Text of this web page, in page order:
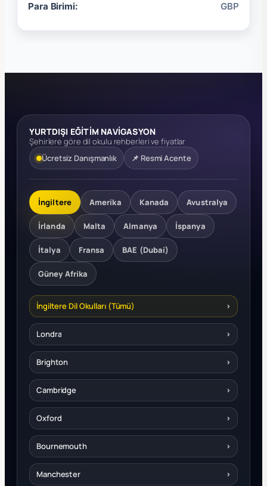
Para Birimi: GBP
YURTDIŞI EĞİTİM NAVİGASYON
Şehirlere göre dil okulu rehberleri ve fiyatlar
Ücretsiz Danışmanlık
📌 Resmi Acente
İngiltere Amerika Kanada Avustralya
İrlanda Malta Almanya İspanya
İtalya Fransa BAE (Dubai)
Güney Afrika
İngiltere Dil Okulları (Tümü) ›
Londra ›
Brighton ›
Cambridge ›
Oxford ›
Bournemouth ›
Manchester ›